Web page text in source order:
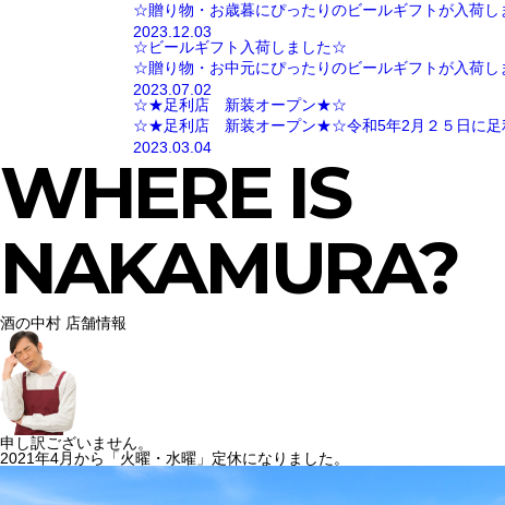
☆贈り物・お歳暮にぴったりのビールギフトが入
2023.12.03
☆ビールギフト入荷しました☆
☆贈り物・お中元にぴったりのビールギフトが入
2023.07.02
☆★足利店 新装オープン★☆
☆★足利店 新装オープン★☆令和5年2月２５日に足
2023.03.04
WHERE IS
NAKAMURA?
酒の中村 店舗情報
申し訳ございません。
2021年4月から「火曜・水曜」定休になりました。